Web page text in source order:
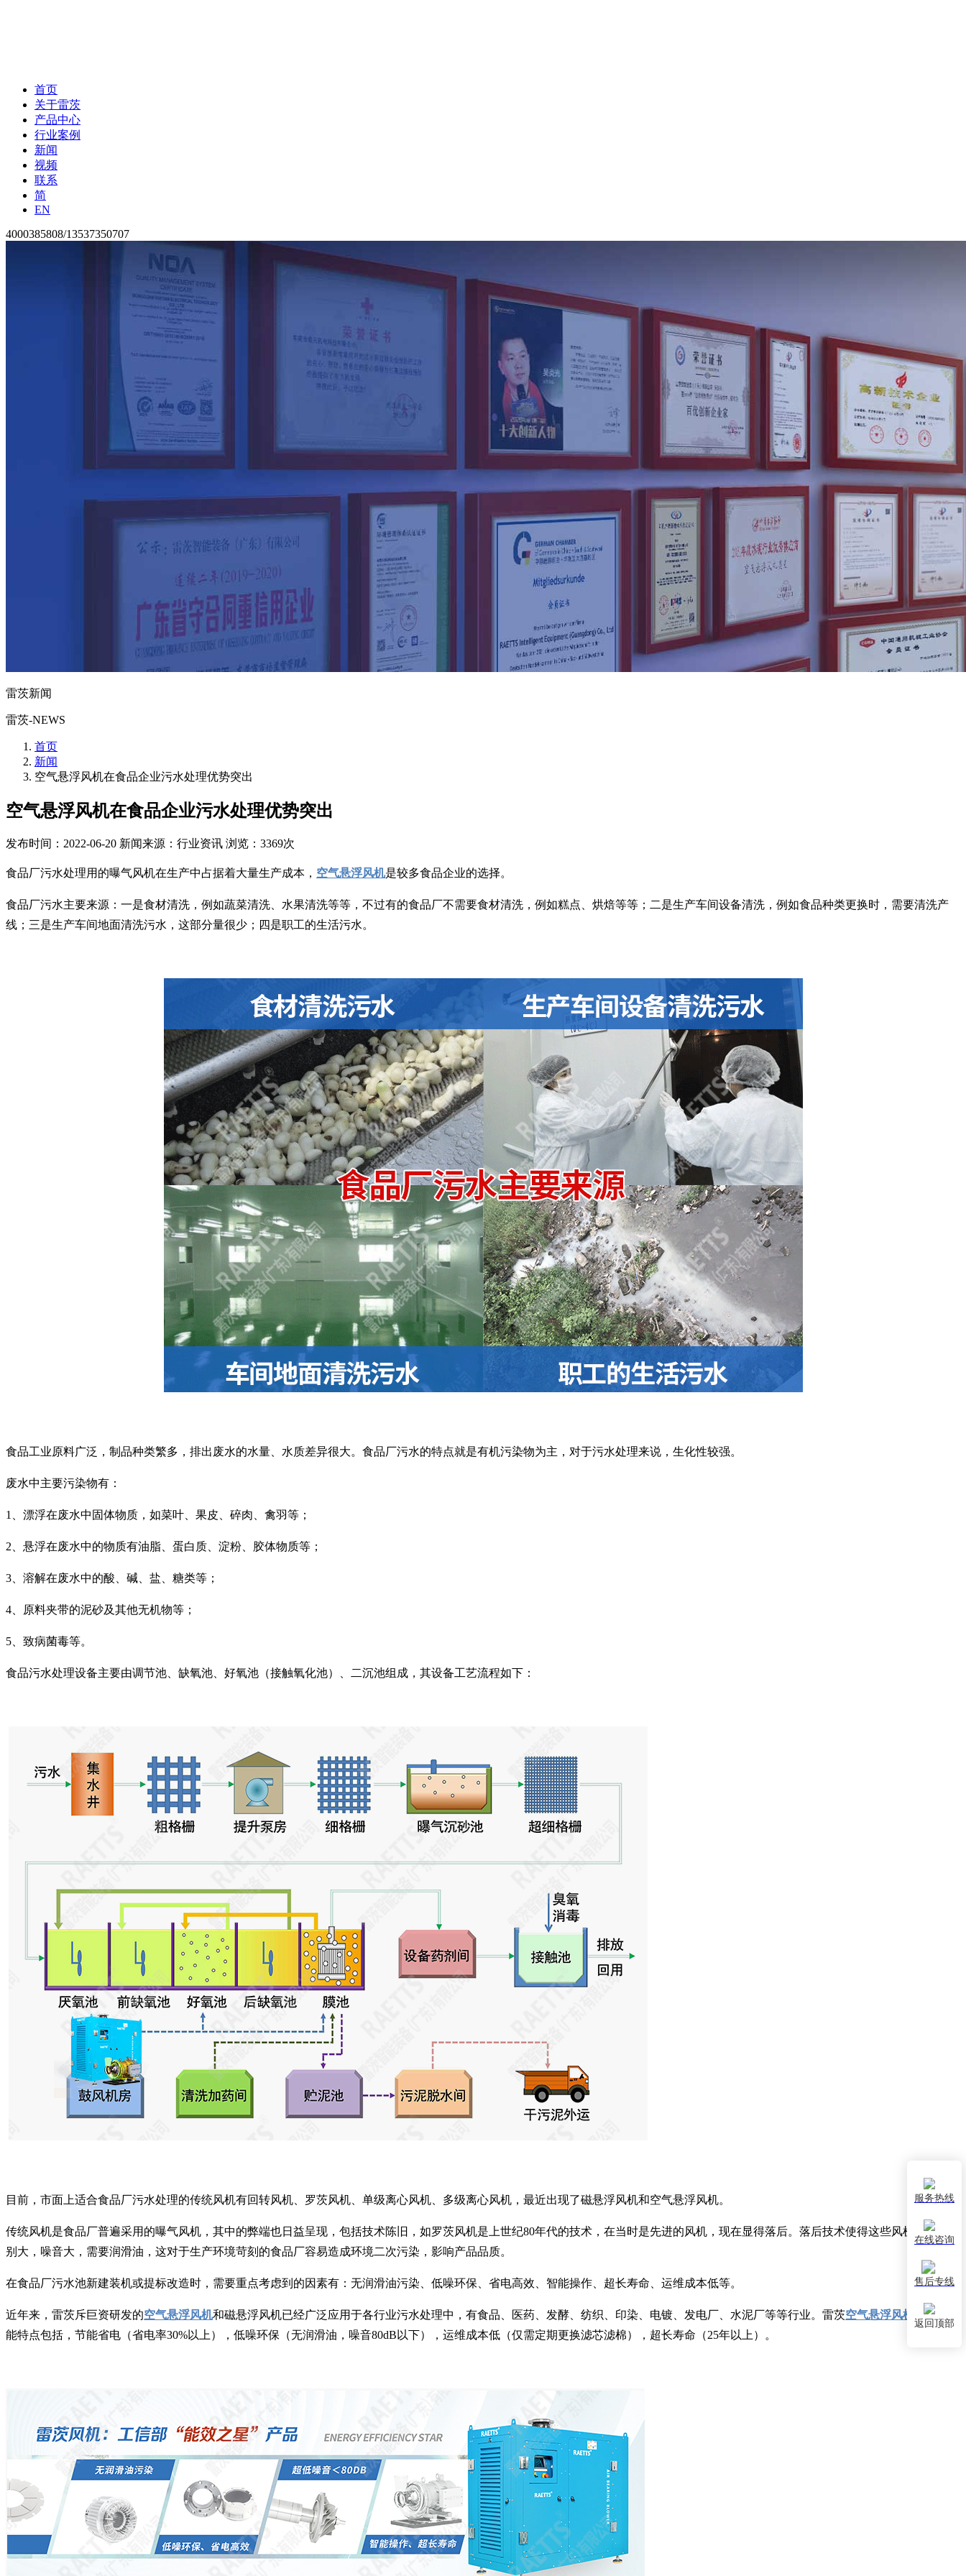
首页
关于雷茨
产品中心
行业案例
新闻
视频
联系
简
EN
4000385808/13537350707
雷茨新闻
雷茨-NEWS
首页
新闻
空气悬浮风机在食品企业污水处理优势突出
空气悬浮风机在食品企业污水处理优势突出
发布时间：2022-06-20 新闻来源：行业资讯 浏览：3369次
食品厂污水处理用的曝气风机在生产中占据着大量生产成本， 空气悬浮风机是较多食品企业的选择。
食品厂污水主要来源：一是食材清洗，例如蔬菜清洗、水果清洗等等，不过有的食品厂不需要食材清洗，例如糕点、烘焙等等；二是生产车间设备清洗，例如食品种类更换时，需要清洗产
线；三是生产车间地面清洗污水，这部分量很少；四是职工的生活污水。
食品工业原料广泛，制品种类繁多，排出废水的水量、水质差异很大。食品厂污水的特点就是有机污染物为主，对于污水处理来说，生化性较强。
废水中主要污染物有：
1、漂浮在废水中固体物质，如菜叶、果皮、碎肉、禽羽等；
2、悬浮在废水中的物质有油脂、蛋白质、淀粉、胶体物质等；
3、溶解在废水中的酸、碱、盐、糖类等；
4、原料夹带的泥砂及其他无机物等；
5、致病菌毒等。
食品污水处理设备主要由调节池、缺氧池、好氧池（接触氧化池）、二沉池组成，其设备工艺流程如下：
目前，市面上适合食品厂污水处理的传统风机有回转风机、罗茨风机、单级离心风机、多级离心风机，最近出现了磁悬浮风机和空气悬浮风机。
传统风机是食品厂普遍采用的曝气风机，其中的弊端也日益呈现，包括技术陈旧，如罗茨风机是上世纪80年代的技术，在当时是先进的风机，现在显得落后。落后技术使得这些风机的能耗特
别大，噪音大，需要润滑油，这对于生产环境苛刻的食品厂容易造成环境二次污染，影响产品品质。
在食品厂污水池新建装机或提标改造时，需要重点考虑到的因素有：无润滑油污染、低噪环保、省电高效、智能操作、超长寿命、运维成本低等。
近年来，雷茨斥巨资研发的空气悬浮风机和磁悬浮风机已经广泛应用于各行业污水处理中，有食品、医药、发酵、纺织、印染、电镀、发电厂、水泥厂等等行业。雷茨空气悬浮风机
的主要性
能特点包括，节能省电（省电率30%以上），低噪环保（无润滑油，噪音80dB以下），运维成本低（仅需定期更换滤芯滤棉），超长寿命（25年以上）。
服务热线
在线咨询
售后专线
返回顶部